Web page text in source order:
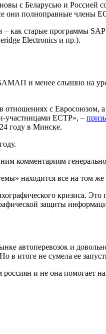
с Беларусью и Россией
они полноправные члены
– как старые программы
Electronics и пр.).
и менее слышно на
отношениях с
участницами ЕСТР», –
году в Минске.
комментариям
находится все на том
кризиса.
защиты
автоперевозок и
итоге не сумела ее
и не она помогает